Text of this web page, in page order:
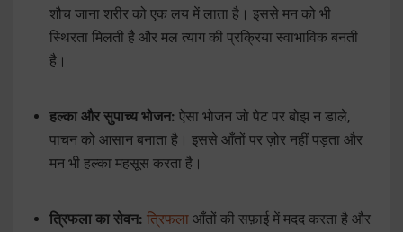
शौच जाना शरीर को एक लय में लाता है। इससे मन को भी
स्थिरता मिलती है और मल त्याग की प्रक्रिया स्वाभाविक बनती
है।
हल्का और सुपाच्य भोजन: ऐसा भोजन जो पेट पर बोझ न डाले,
पाचन को आसान बनाता है। इससे आँतों पर ज़ोर नहीं पड़ता और
मन भी हल्का महसूस करता है।
त्रिफला का सेवन: त्रिफला आँतों की सफ़ाई में मदद करता है और